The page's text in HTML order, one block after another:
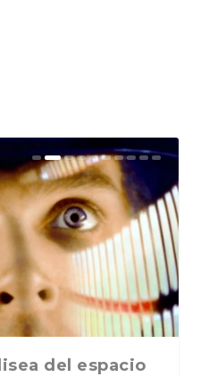
la temporada
del espacio